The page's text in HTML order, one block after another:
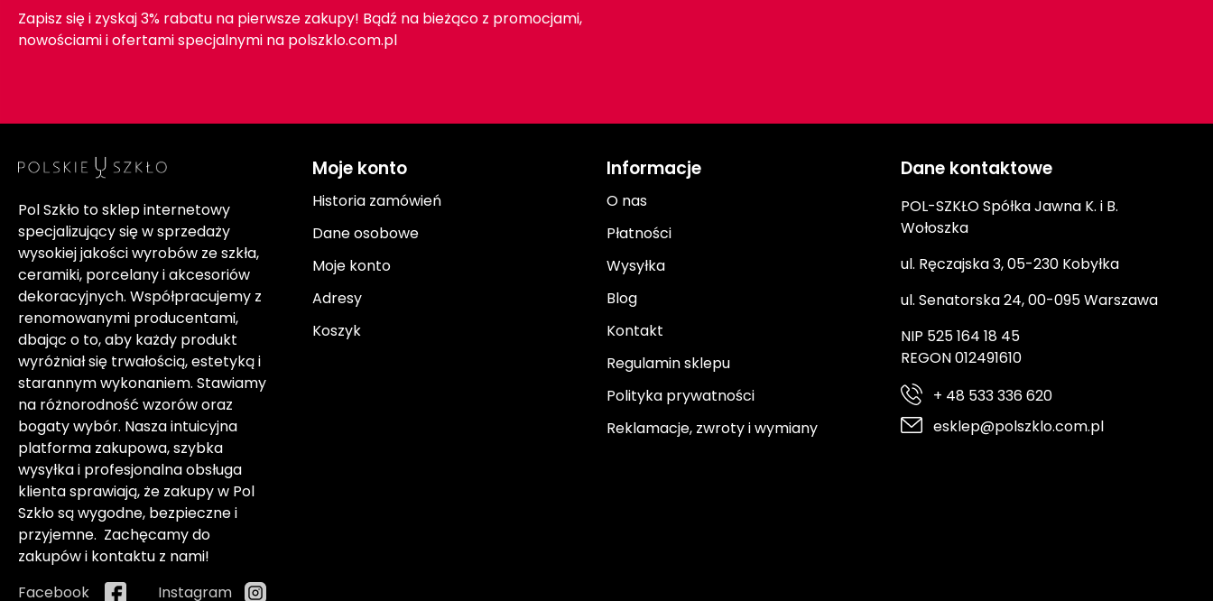
Zapisz się i zyskaj 3% rabatu na pierwsze zakupy! Bądź na bieżąco z promocjami,
nowościami i ofertami specjalnymi na polszklo.com.pl
Pol Szkło to sklep internetowy
specjalizujący się w sprzedaży
wysokiej jakości wyrobów ze szkła,
ceramiki, porcelany i akcesoriów
dekoracyjnych. Współpracujemy z
renomowanymi producentami,
dbając o to, aby każdy produkt
wyróżniał się trwałością, estetyką i
starannym wykonaniem. Stawiamy
na różnorodność wzorów oraz
bogaty wybór. Nasza intuicyjna
platforma zakupowa, szybka
wysyłka i profesjonalna obsługa
klienta sprawiają, że zakupy w Pol
Szkło są wygodne, bezpieczne i
przyjemne. Zachęcamy do
zakupów i kontaktu z nami!
Facebook
Instagram
Moje konto
Historia zamówień
Dane osobowe
Moje konto
Adresy
Koszyk
Informacje
O nas
Płatności
Wysyłka
Blog
Kontakt
Regulamin sklepu
Polityka prywatności
Reklamacje, zwroty i wymiany
Dane kontaktowe
POL-SZKŁO Spółka Jawna K. i B.
Wołoszka
ul. Ręczajska 3, 05-230 Kobyłka
ul. Senatorska 24, 00-095 Warszawa
NIP 525 164 18 45
REGON 012491610
+ 48 533 336 620
esklep@polszklo.com.pl